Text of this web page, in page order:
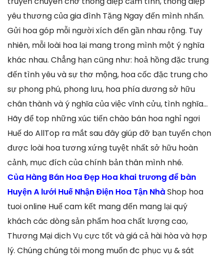
yêu thương của gia đình Tặng Ngay đến mình nhấn.
Gửi hoa góp mỗi người xích đến gần nhau rộng. Tuy
nhiên, mỗi loài hoa lại mang trong mình một ý nghĩa
khác nhau. Chẳng hạn cũng như: hoả hồng đặc trung
đến tình yêu và sự thơ mộng, hoa cốc đặc trung cho
sự phong phú, phong lưu, hoa phía dương sở hữu
chân thành và ý nghĩa của việc vĩnh cửu, tình nghĩa…
Hãy để top những xúc tiến chào bán hoa nghỉ ngơi
Huế do AllTop ra mắt sau đây giúp đỡ bạn tuyển chọn
được loài hoa tương xứng tuyệt nhất sở hữu hoàn
cảnh, mục đích của chính bản thân mình nhé.
Của Hàng Bán Hoa Đẹp Hoa khai trương để bàn
Huyện A lưới Huế Nhận Điện Hoa Tận NhàShop hoa
tuoi online Huế cam kết mang đến mang lại quý
khách các dòng sản phẩm hoa chất lượng cao,
Thương Mại dịch Vụ cực tốt và giá cả hài hòa và hợp
lý. Chúng chúng tôi mong muốn đc phục vụ & sát